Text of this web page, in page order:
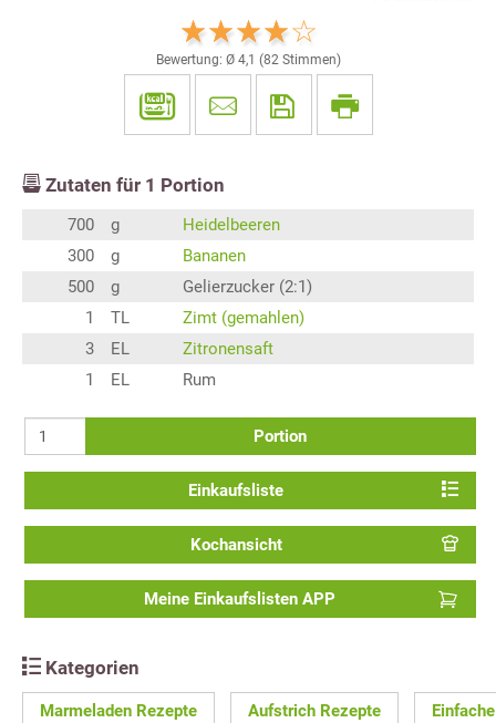
Bewertung: Ø 4,1 (82Stimmen)
Zutaten für 1 Portion
700 g
Heidelbeeren
300
g
Bananen
500
g
Gelierzucker (2:1)
1
TL
Zimt (gemahlen)
3
EL
Zitronensaft
1
EL Rum
Portion
Einkaufsliste
Kochansicht
Meine Einkaufslisten APP
Kategorien
Marmeladen Rezepte Aufstrich Rezepte